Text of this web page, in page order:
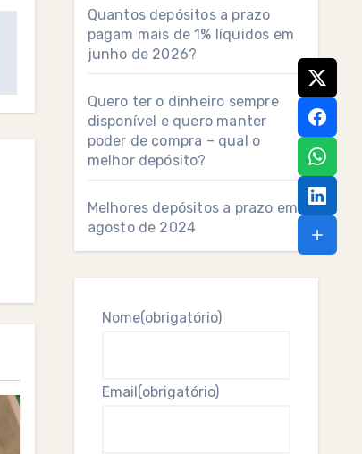
Quantos depósitos a prazo
pagam mais de 1% líquidos em
junho de 2026?
Quero ter o dinheiro sempre
disponível e quero manter
poder de compra – qual o
melhor depósito?
Melhores depósitos a prazo em
agosto de 2024
Nome(obrigatório)
Email(obrigatório)